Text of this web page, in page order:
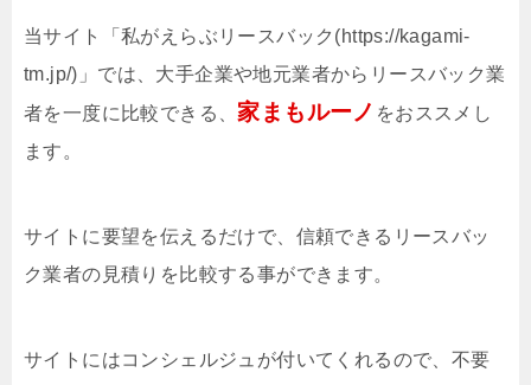
当サイト「私がえらぶリースバック(https://kagami-
tm.jp/)」では、大手企業や地元業者からリースバック業
者を一度に比較できる、家まもルーノ をおススメし
ます。
サイトに要望を伝えるだけで、信頼できるリースバッ
ク業者の見積りを比較する事ができます。
サイトにはコンシェルジュが付いてくれるので、不要